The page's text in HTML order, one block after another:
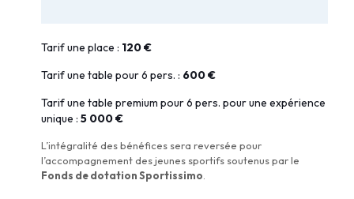
Tarif une place : 120 €
Tarif une table pour 6 pers. : 600 €
Tarif une table premium pour 6 pers. pour une expérience
unique :5 000 €
L’intégralité des bénéfices sera reversée pour
l’accompagnement des jeunes sportifs soutenus par le
Fonds de dotation Sportissimo.